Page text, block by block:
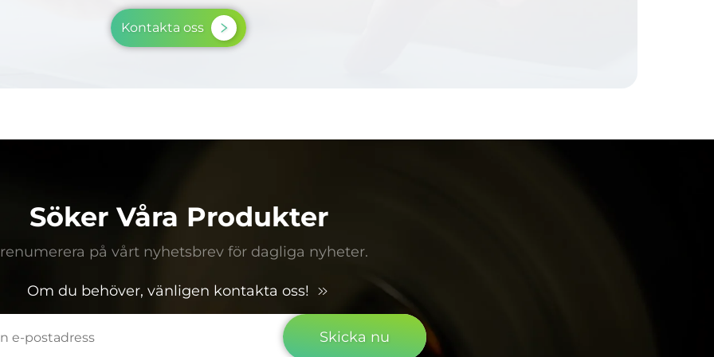
Kontakta oss
Söker Våra Produkter
på vårt nyhetsbrev för dagliga nyheter.
Om du behöver, vänligen kontakta oss!
Skicka nu